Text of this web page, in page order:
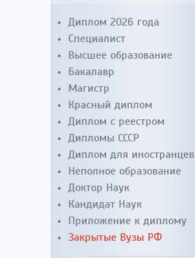
Диплом 2026 года
Специалист
Высшее образование
Бакалавр
Магистр
Красный диплом
Диплом с реестром
Дипломы СССР
Диплом для иностранцев
Неполное образование
Доктор Наук
Кандидат Наук
Приложение к диплому
Закрытые Вузы РФ